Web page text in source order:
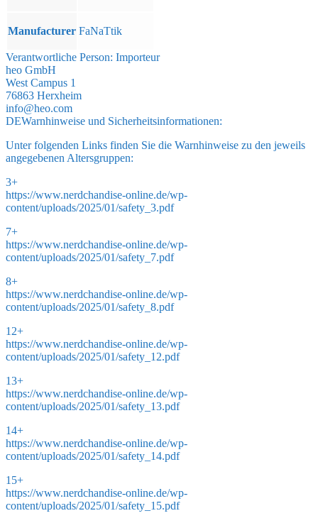
Manufacturer FaNaTtik
Verantwortliche Person: Importeur
heo GmbH
West Campus 1
76863 Herxheim
info@heo.com
DEWarnhinweise und Sicherheitsinformationen:
Unter folgenden Links finden Sie die Warnhinweise zu den jeweils
angegebenen Altersgruppen:
3+
https://www.nerdchandise-online.de/wp-
content/uploads/2025/01/safety_3.pdf
7+
https://www.nerdchandise-online.de/wp-
content/uploads/2025/01/safety_7.pdf
8+
https://www.nerdchandise-online.de/wp-
content/uploads/2025/01/safety_8.pdf
12+
https://www.nerdchandise-online.de/wp-
content/uploads/2025/01/safety_12.pdf
13+
https://www.nerdchandise-online.de/wp-
content/uploads/2025/01/safety_13.pdf
14+
https://www.nerdchandise-online.de/wp-
content/uploads/2025/01/safety_14.pdf
15+
https://www.nerdchandise-online.de/wp-
content/uploads/2025/01/safety_15.pdf